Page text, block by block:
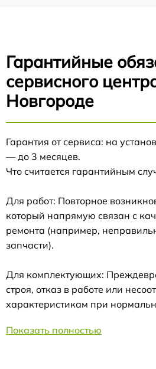
Гарантийные
сервисного
Новгороде
Гарантия от сервиса: на
— до 3 месяцев.
Что считается гарантийным
Для работ: Повторное
который напрямую связан с
ремонта (например,
запчасти).
Для комплектующих:
строя, отказ в работе или
характеристикам при
Показать полностью